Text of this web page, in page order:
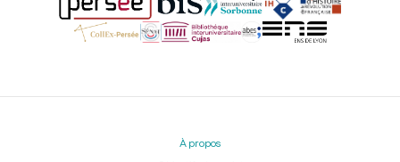
Menu
À propos